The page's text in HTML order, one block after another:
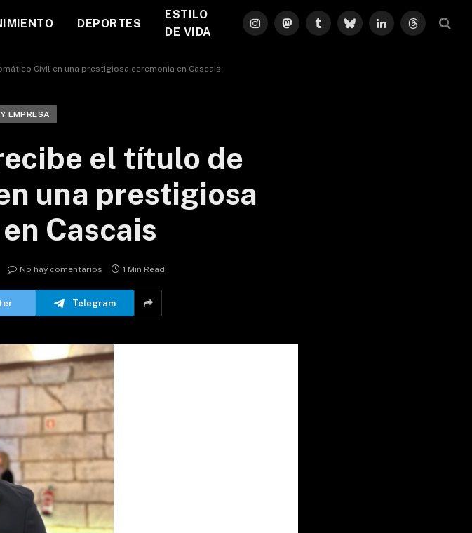
DEPORTES
ESTILO
DE VIDA
InstagramMastodonTumblrBlueskyLinkedInThreads
Civil en una prestigiosa ceremonia en Cascais
EMPRESA
el título de
una prestigiosa
Cascais
No hay comentarios 1 Min Read
Telegram